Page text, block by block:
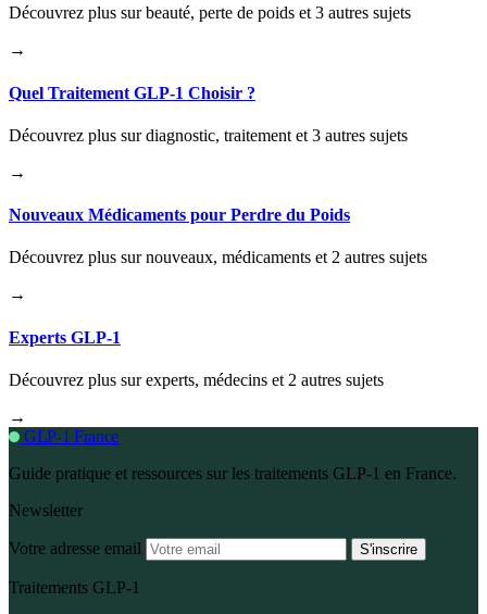
Découvrez plus sur beauté, perte de poids et 3 autres sujets
→
Quel Traitement GLP-1 Choisir ?
Découvrez plus sur diagnostic, traitement et 3 autres sujets
→
Nouveaux Médicaments pour Perdre du Poids
Découvrez plus sur nouveaux, médicaments et 2 autres sujets
→
Experts GLP-1
Découvrez plus sur experts, médecins et 2 autres sujets
→
GLP-1 France
Guide pratique et ressources sur les traitements GLP-1 en France.
Newsletter
Votre adresse email S'inscrire
Traitements GLP-1